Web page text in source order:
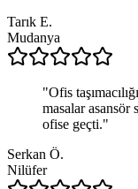
Tarık E.
Mudanya
"Ofis
masalar asansör
ofise geçti."
Serkan Ö.
Nilüfer